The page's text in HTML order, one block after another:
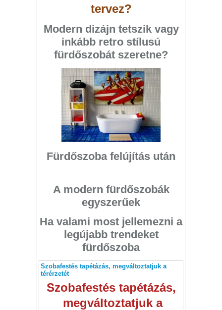
tervez?
Modern dizájn tetszik vagy
inkább retro stílusú
fürdőszobát szeretne?
Fürdőszoba felújítás után
A modern fürdőszobák
egyszerűek
Ha valami most jellemezni a
legújabb trendeket
fürdőszoba
Szobafestés tapétázás, megváltoztatjuk a
térérzetét
Szobafestés tapétázás,
megváltoztatjuk a